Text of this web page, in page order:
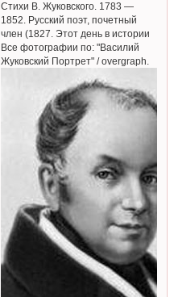
Стихи В. Жуковского. 1783 —
1852. Русский поэт, почетный
член (1827. Этот день в истории
Все фотографии по: "Василий
Жуковский Портрет" / overgraph.